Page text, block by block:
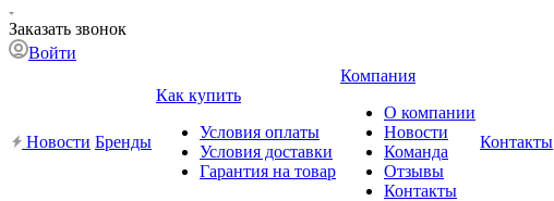
Заказать звонок
Войти
Новости Бренды
Как купить
Условия оплаты
Условия доставки
Гарантия на товар
Компания
О компании
Новости
Команда
Отзывы
Контакты
Контакты